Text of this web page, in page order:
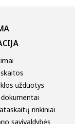
užduotys
rinkiniai
savivaldybės